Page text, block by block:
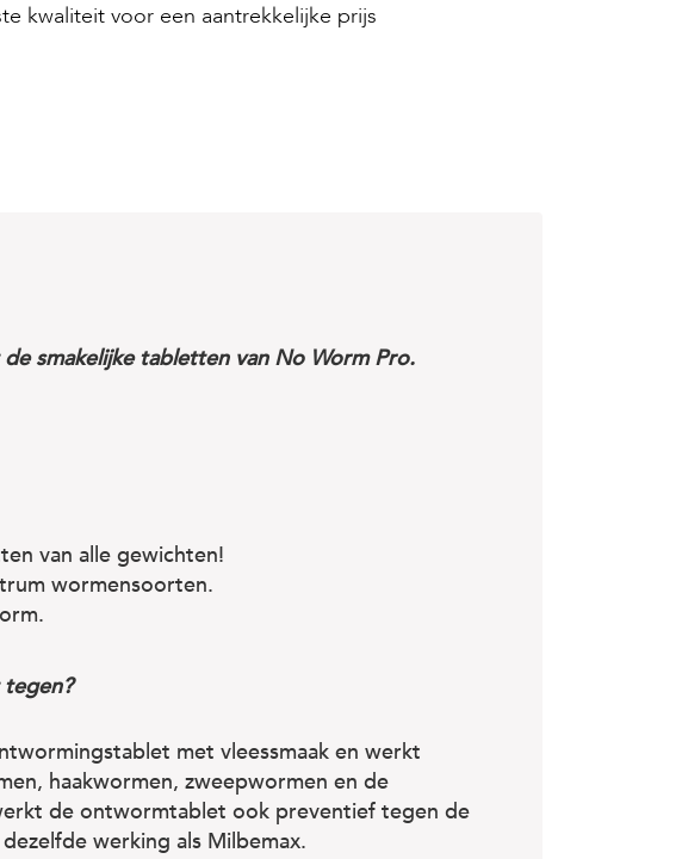
kwaliteit voor een aantrekkelijke prijs
smakelijke tabletten van No Worm Pro.
van alle gewichten!
wormensoorten.
met vleessmaak en werkt
haakwormen, zweepwormen en de
de ontwormtablet ook preventief tegen de
werking als Milbemax.